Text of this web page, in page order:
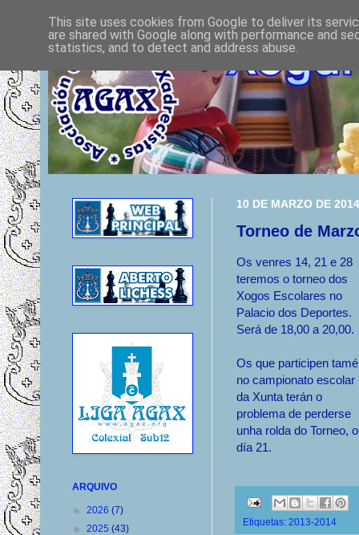
10 DE MARZO DE 2014
Torneo de
Os venres 14, 21 e 28
teremos o torneo dos
Xogos Escolares no
Palacio dos Deportes.
Será de 18,00 a 20,00.
Os que participen
no campionato escolar
da Xunta terán o
problema de perderse
unha rolda do Torneo, o
día 21.
Etiquetas: 2013-2014
ARQUIVO
► 2026 (7)
► 2025 (43)
This site uses cookies from Google to deliver its
are shared with Google along with performance and
statistics, and to detect and address abuse.